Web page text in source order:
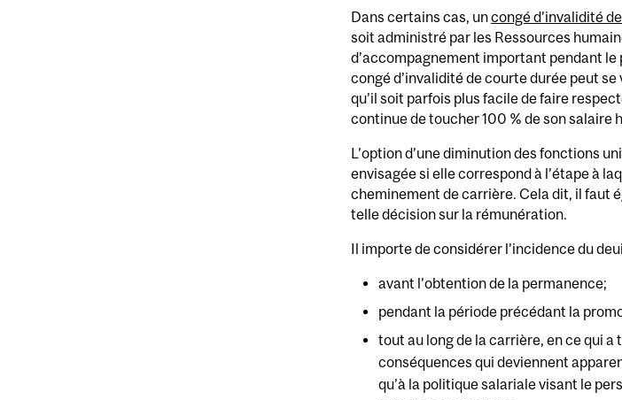
Dans certains cas, uncongé d’invalidité
soit administré par les Ressources
d’accompagnement important pendant le
congé d’invalidité de courte durée peut
qu’il soit parfois plus facile de faire
continue de toucher 100 % de son salaire
L’option d’une diminution des fonctions
envisagée si elle correspond à l’étape à
cheminement de carrière. Cela dit, il faut
telle décision sur la rémunération.
Il importe de considérer l’incidence du
avant l’obtention de la permanence;
pendant la période précédant la
tout au long de la carrière, en ce qui
conséquences qui deviennent
qu’à la politique salariale visant le